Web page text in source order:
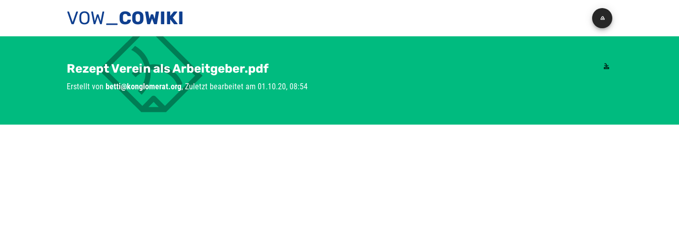
VOW_COWIKI
Rezept Verein als Arbeitgeber.pdf
Erstellt von betti@konglomerat.org, Zuletzt bearbeitet am 01.10.20, 08:54